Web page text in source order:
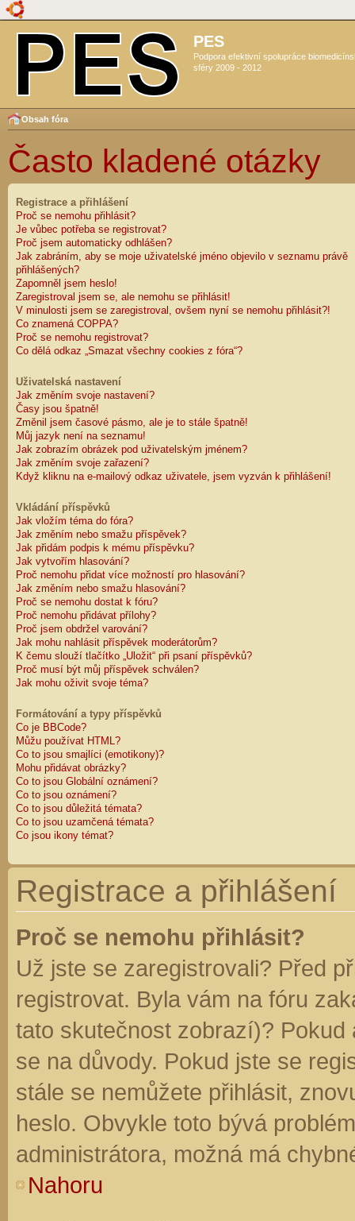
PES
Podpora efektivní spolupráce
sféry 2009 - 2012
Obsah fóra
Často kladené otázky
Registrace a přihlášení
Proč se nemohu přihlásit?
Je vůbec potřeba se registrovat?
Proč jsem automaticky odhlášen?
Jak zabráním, aby se moje uživatelské jméno objevilo v seznamu právě
přihlášených?
Zapomněl jsem heslo!
Zaregistroval jsem se, ale nemohu se přihlásit!
V minulosti jsem se zaregistroval, ovšem nyní se nemohu přihlásit?!
Co znamená COPPA?
Proč se nemohu registrovat?
Co dělá odkaz „Smazat všechny cookies z fóra“?
Uživatelská nastavení
Jak změním svoje nastavení?
Časy jsou špatně!
Změnil jsem časové pásmo, ale je to stále špatně!
Můj jazyk není na seznamu!
Jak zobrazím obrázek pod uživatelským jménem?
Jak změním svoje zařazení?
Když kliknu na e-mailový odkaz uživatele, jsem vyzván k přihlášení!
Vkládání příspěvků
Jak vložím téma do fóra?
Jak změním nebo smažu příspěvek?
Jak přidám podpis k mému příspěvku?
Jak vytvořím hlasování?
Proč nemohu přidat více možností pro hlasování?
Jak změním nebo smažu hlasování?
Proč se nemohu dostat k fóru?
Proč nemohu přidávat přílohy?
Proč jsem obdržel varování?
Jak mohu nahlásit příspěvek moderátorům?
K čemu slouží tlačítko „Uložit“ při psaní příspěvků?
Proč musí být můj příspěvek schválen?
Jak mohu oživit svoje téma?
Formátování a typy příspěvků
Co je BBCode?
Můžu používat HTML?
Co to jsou smajlíci (emotikony)?
Mohu přidávat obrázky?
Co to jsou Globální oznámení?
Co to jsou oznámení?
Co to jsou důležitá témata?
Co to jsou uzamčená témata?
Co jsou ikony témat?
Registrace a přihlášení
Proč se nemohu přihlásit?
Už jste se zaregistrovali? Před
registrovat. Byla vám na fóru
tato skutečnost zobrazí)?
se na důvody. Pokud jste se
stále se nemůžete přihlásit,
heslo. Obvykle toto bývá
administrátora, možná má
Nahoru